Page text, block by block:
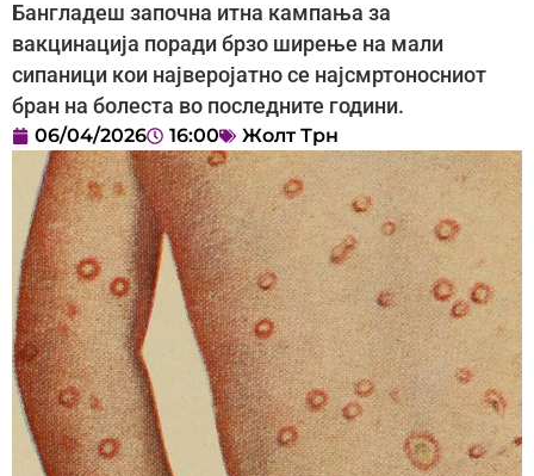
Бангладеш започна итна кампања за
вакцинација поради брзо ширење на мали
сипаници кои најверојатно се најсмртоносниот
бран на болеста во последните години.
06/04/2026 16:00 Жолт Трн